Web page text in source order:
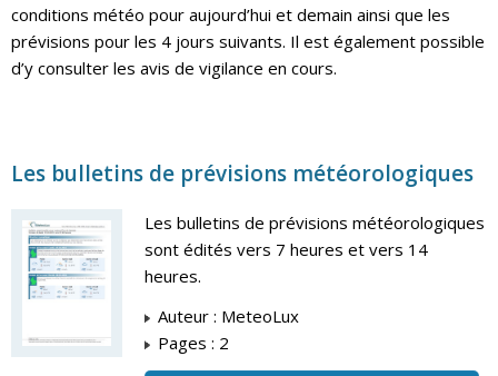
conditions météo pour aujourd’hui et demain ainsi que les
prévisions pour les 4 jours suivants. Il est également possible
d’y consulter les avis de vigilance en cours.
Les bulletins de prévisions météorologiques
Les bulletins de prévisions météorologiques
sont édités vers 7 heures et vers 14
heures.
Auteur : MeteoLux
Pages : 2